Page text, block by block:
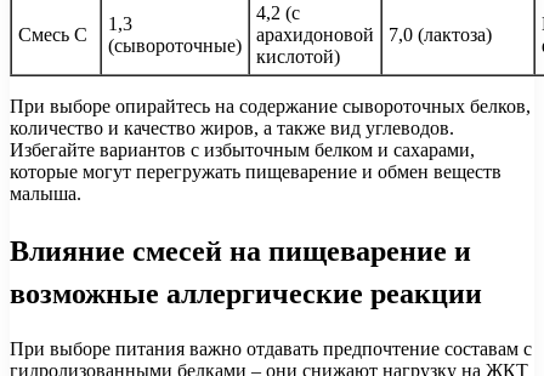
Смесь C
1,3
(сывороточные)
4,2 (с
арахидоновой
кислотой)
7,0 (лактоза)
При выборе опирайтесь на содержание сывороточных белков,
количество и качество жиров, а также вид углеводов.
Избегайте вариантов с избыточным белком и сахарами,
которые могут перегружать пищеварение и обмен веществ
малыша.
Влияние смесей на пищеварение и
возможные аллергические реакции
При выборе питания важно отдавать предпочтение составам с
гидролизованными белками – они снижают нагрузку на ЖКТ